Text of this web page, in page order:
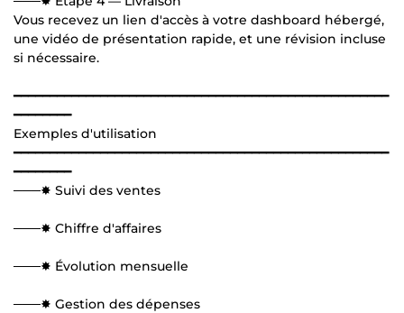
Vous recevez un lien d'accès à votre dashboard hébergé,
une vidéo de présentation rapide, et une révision incluse
si nécessaire.
━━━━━━━━━━━━━━━━━━━━━━━━━━━━━━━━━━━━━━━━━━━━━━━━━━━━
━━━━━━━━
Exemples d'utilisation
━━━━━━━━━━━━━━━━━━━━━━━━━━━━━━━━━━━━━━━━━━━━━━━━━━━━
━━━━━━━━
───✸ Suivi des ventes
───✸ Chiffre d'affaires
───✸ Évolution mensuelle
───✸ Gestion des dépenses